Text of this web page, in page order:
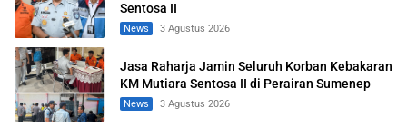
Sentosa II
News 3 Agustus 2026
Jasa Raharja Jamin Seluruh Korban Kebakaran
KM Mutiara Sentosa II di Perairan Sumenep
News 3 Agustus 2026